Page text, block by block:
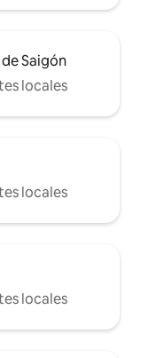
Saigón
locales
locales
locales